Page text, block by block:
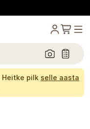
Heitke pilk selle aasta